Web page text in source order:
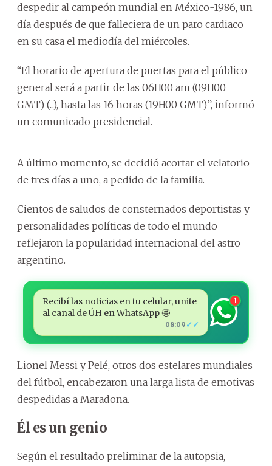
despedir al campeón mundial en México-1986, un
día después de que falleciera de un paro cardiaco
en su casa el mediodía del miércoles.
“El horario de apertura de puertas para el público
general será a partir de las 06H00 am (09H00
GMT) (...), hasta las 16 horas (19H00 GMT)”, informó
un comunicado presidencial.
A último momento, se decidió acortar el velatorio
de tres días a uno, a pedido de la familia.
Cientos de saludos de consternados deportistas y
personalidades políticas de todo el mundo
reflejaron la popularidad internacional del astro
argentino.
Recibí las noticias en tu celular, unite
al canal de ÚH en WhatsApp 🤩
08:09 ✓✓
1
Lionel Messi y Pelé, otros dos estelares mundiales
del fútbol, encabezaron una larga lista de emotivas
despedidas a Maradona.
Él es un genio
Según el resultado preliminar de la autopsia,